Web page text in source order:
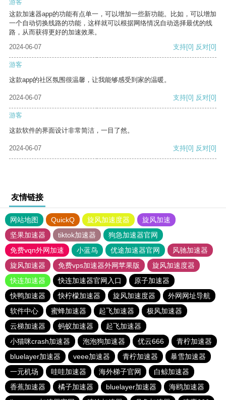
游客
这款加速器app的功能有点单一，可以增加一些新功能。比如，可以增加
一个自动切换线路的功能，这样就可以根据网络情况自动选择最优的线
路，从而获得更好的加速效果。
2024-06-07
支持[0] 反对[0]
游客
这款app的社区氛围很温馨，让我能够感受到家的温暖。
2024-06-07 支持[0] 反对[0]
游客
这款软件的界面设计非常简洁，一目了然。
2024-06-07 支持[0] 反对[0]
友情链接
网站地图 QuickQ 旋风加速度器
旋风加速
坚果加速器
tiktok加速器
狗急加速器官网
免费vqn外网加速
小蓝鸟 优途加速器官网
风驰加速器
旋风加速器
免费vps加速器外网苹果版
旋风加速度器
快连加速器
快连加速器官网入口
原子加速器
快鸭加速器
快柠檬加速器 旋风加速度器
外网网址导航
软件中心
蜜蜂加速器 起飞加速器
极风加速器
云梯加速器
蚂蚁加速器
起飞加速器
小猫咪crash加速器
泡泡狗加速器 优云666
青柠加速器
bluelayer加速器
veee加速器 青柠加速器
暴雪加速器
一元机场
哇哇加速器 海外梯子官网
白鲸加速器
香蕉加速器
橘子加速器 bluelayer加速器
海鸥加速器